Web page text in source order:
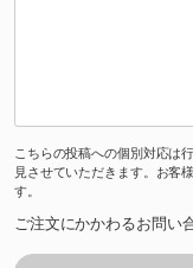
こちらの投稿への個別対応は
見させていただきます。お客
す。
ご注文にかかわるお問い